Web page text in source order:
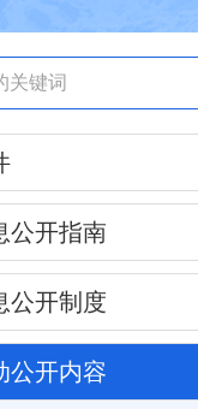
公开指南
公开制度
公开内容